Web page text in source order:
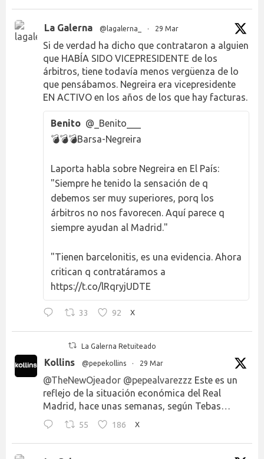
La Galerna @lagalerna_ · 29 Mar
Si de verdad ha dicho que contrataron a alguien
que HABÍA SIDO VICEPRESIDENTE de los
árbitros, tiene todavía menos vergüenza de lo
que pensábamos. Negreira era vicepresidente
EN ACTIVO en los años de los que hay facturas.
Benito @_Benito___
💣💣💣Barsa-Negreira
Laporta habla sobre Negreira en El País:
"Siempre he tenido la sensación de q
debemos ser muy superiores, porq los
árbitros no nos favorecen. Aquí parece q
siempre ayudan al Madrid."
"Tienen barcelonitis, es una evidencia. Ahora
critican q contratáramos a
https://t.co/lRqryjUDTE
33 92 X
La Galerna Retuiteado
Kollins @pepekollins · 29 Mar
@TheNewOjeador @pepealvarezzz Este es un
reflejo de la situación económica del Real
Madrid, hace unas semanas, según Tebas…
55 186 X